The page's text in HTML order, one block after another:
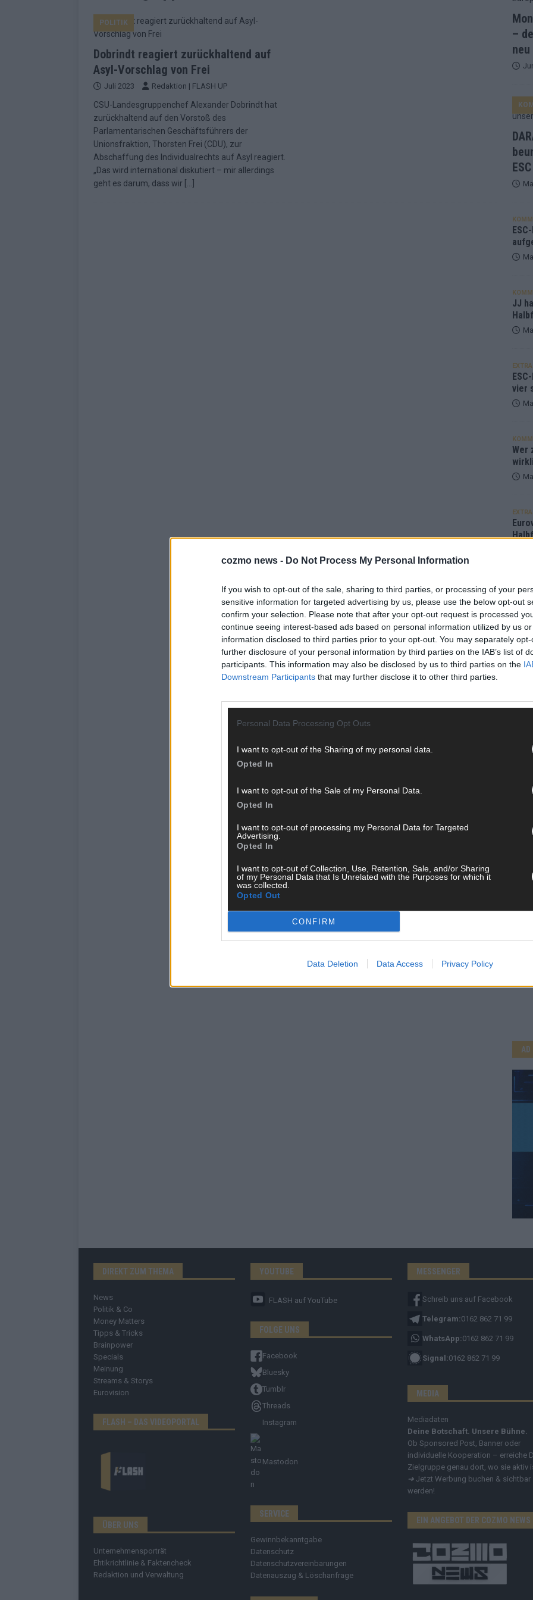
cozmo news - Do Not Process My Personal Information
If you wish to opt-out of the sale, sharing to third parties, or processing of your
sensitive information for targeted advertising by us, please use the below opt-out
confirm your selection. Please note that after your opt-out request is processed
continue seeing interest-based ads based on personal information utilized by us
information disclosed to third parties prior to your opt-out. You may separately
further disclosure of your personal information by third parties on the IAB’s list of
participants. This information may also be disclosed by us to third parties on the
Downstream Participants that may further disclose it to other third parties.
Personal Data Processing Opt Outs
I want to opt-out of the Sharing of my personal data.
Opted In
I want to opt-out of the Sale of my Personal Data.
Opted In
I want to opt-out of processing my Personal Data for Targeted
Advertising.
Opted In
I want to opt-out of Collection, Use, Retention, Sale, and/or Sharing
of my Personal Data that Is Unrelated with the Purposes for which it
was collected.
Opted Out
CONFIRM
Data Deletion Data Access Privacy Policy
[ Mai 2026 ] ESC-Finale morgen: Finnland Favorit, Australien aufgestiegen – alle 25 Acts im Kurzcheck
[ Mai 2026 ] „Douze Points“ – wie eine Zahl zur Ikone wurde: 70 Jahre ESC-Wertungsgeschichte!
EUROVISION
[ Mai 2026 ] Das ESC-Finale ist komplett – 26 Länder wollen den Sieg in Wien
[ Mai 2026 ] JJ hat den Abend gerettet – der Rest des ESC-Halbfinales war solide, aber kein Feuerwerk
KOMMENTAR
[ Mai 2026 ] ESC-Halbfinale 2: Das sagen die Wettquoten – vier sicher, sechs zittern, einer chancenlos!
EXTRA
POLITIK
Dobrindt reagiert zurückhaltend auf
Asyl-Vorschlag von Frei
Juli 2023 Redaktion | FLASH UP
CSU-Landesgruppenchef Alexander Dobrindt hat
zurückhaltend auf den Vorstoß des
Parlamentarischen Geschäftsführers der
Unionsfraktion, Thorsten Frei (CDU), zur
Abschaffung des Individualrechts auf Asyl reagiert.
„Das wird international diskutiert – mir allerdings
geht es darum, dass wir
–
neu
JJ
EXTRA
vier
Wer
EXTRA
AD
AD
DIREKT ZUM THEMA
News
Politik & Co
Money Matters
Tipps & Tricks
Brainpower
Specials
Meinung
Streams & Storys
Eurovision
FLASH – DAS VIDEOPORTAL
ÜBER UNS
Unternehmensporträt
Ehtikrichtlinie & Faktencheck
Redaktion und Verwaltung
YOUTUBE
FLASH auf YouTube
FOLGE UNS
Facebook
Bluesky
Tumblr
Threads
Instagram
Mastodon
SERVICE
Gewinnbekanntgabe
Datenschutz
Datenschutzvereinbarungen
Datenauszug & Löschanfrage
MESSENGER
Schreib uns auf Facebook
Telegram:0162 862 71 99
WhatsApp:0162 862 71 99
Signal:0162 862 71 99
MEDIA
Mediadaten
Deine Botschaft. Unsere Bühne.
Ob Sponsored Post, Banner oder
individuelle Kooperation – erreiche
Zielgruppe genau dort, wo sie aktiv
➔ Jetzt Werbung buchen & sichtbar
werden!
EIN ANGEBOT DER COZMO NEWS